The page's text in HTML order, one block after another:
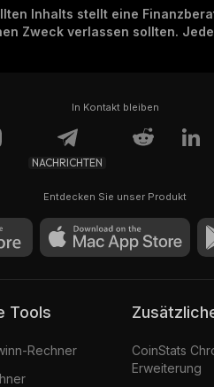
Inhalts stellt eine
Zweck verlassen sollten.
In Kontakt bleiben
NACHRICHTEN
Entdecken Sie unser Produkt
Tools
Rechner
CoinStats
Erweiterung